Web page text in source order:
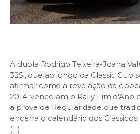
A dupla Rodrigo Teixeira-Joana
325i, que ao longo da Classic Cup
afirmar como a revelação da
2014: venceram o Rally Fim d'Ano
a prova de Regularidade que
encerra o calendário dos Clássicos.
(…)